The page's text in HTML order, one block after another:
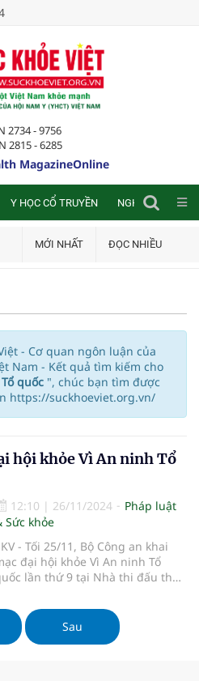
2734 - 9756
2815 - 6285
MagazineOnline
Y HỌC CỔ TRUYỀN NGHIÊN CỨU
MỚI NHẤT ĐỌC NHIỀU
- Cơ quan ngôn luận của
Nam - Kết quả tìm kiếm cho
quốc ", chúc bạn tìm được
https://suckhoeviet.org.vn/
hội khỏe Vì An ninh Tổ
12:10 | 26/11/2024
Pháp luật
Sức khỏe
- Tối 25/11, Bộ Công an khai
đại hội khỏe Vì An ninh Tổ
lần thứ 9 tại Nhà thi đấu thể
Đại hội diễn ra từ ngày 22
– 30/11/2024, với 89 đoàn và gần
1.600 vận động viên, thành viên
Sau